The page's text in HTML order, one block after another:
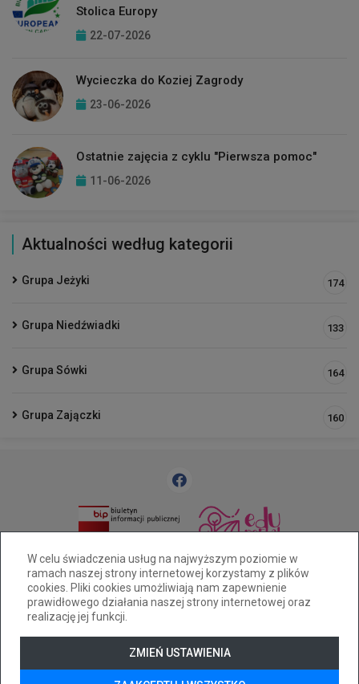
W celu świadczenia usług na najwyższym poziomie w
ramach naszej strony internetowej korzystamy z plików
cookies. Pliki cookies umożliwiają nam zapewnienie
prawidłowego działania naszej strony internetowej oraz
realizację jej funkcji.
ZMIEŃ USTAWIENIA
Stolica Europy
22-07-2026
Wycieczka do Koziej Zagrody
23-06-2026
Ostatnie zajęcia z cyklu "Pierwsza pomoc"
11-06-2026
Aktualności według kategorii
Grupa Jeżyki 174
Grupa Niedźwiadki 133
Grupa Sówki 164
Grupa Zajączki 160
33 812 58 83
pm25@cuw.bielsko-biala.pl
Bielsko-Biała ul. Widok 28
Deklaracja dostępności
Tryb wysokiego kontrastu